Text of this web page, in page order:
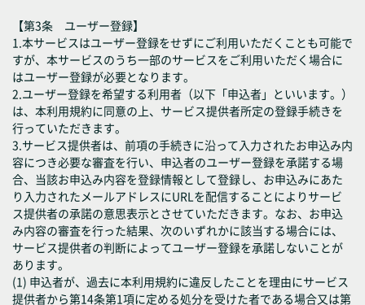
【第3条 ユーザー登録】
1.本サービスはユーザー登録をせずにご利用いただくことも可能で
すが、本サービスのうち一部のサービスをご利用いただく場合に
はユーザー登録が必要となります。
2.ユーザー登録を希望する利用者（以下「申込者」といいます。）
は、本利用規約に同意の上、サービス提供者所定の登録手続きを
行っていただきます。
3.サービス提供者は、前項の手続きに沿って入力されたお申込み内
容につき必要な審査を行い、申込者のユーザー登録を承諾する場
合、当該お申込み内容を登録情報として登録し、お申込みにあた
り入力されたメールアドレスにURLを配信することによりサービ
ス提供者の承諾の意思表示とさせていただきます。なお、お申込
み内容の審査を行った結果、次のいずれかに該当する場合には、
サービス提供者の判断によってユーザー登録を承諾しないことが
あります。
(1) 申込者が、過去に本利用規約に違反したことを理由にサービス
提供者から第14条第1項に定める処分を受けた者である場合又は第